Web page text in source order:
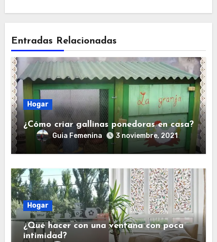
Entradas Relacionadas
Hogar
¿Cómo criar gallinas ponedoras en casa?
Guia Femenina 3 noviembre, 2021
Hogar
¿Qué hacer con una ventana con poca
intimidad?